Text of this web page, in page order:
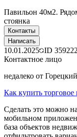
Павильон 40м2.
стоянка
Контакты
Написать
10.01.2025 ID
Контактное лицо
недалеко от
Как купить
Сделать это можно
мобильном
база объектов